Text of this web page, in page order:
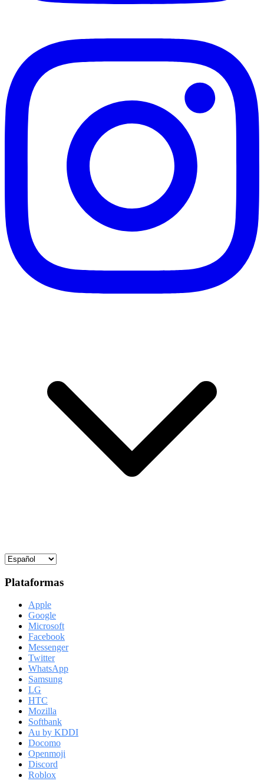
Plataformas
Apple
Google
Microsoft
Facebook
Messenger
Twitter
WhatsApp
Samsung
LG
HTC
Mozilla
Softbank
Au by KDDI
Docomo
Openmoji
Discord
Roblox